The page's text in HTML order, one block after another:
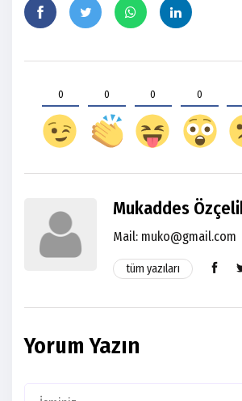
0 0 0 0
Mukaddes
Mail: muko@gmail.com
tüm yazıları
Yorum Yazın